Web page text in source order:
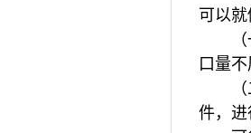
可以
（一
口量
（二
件，进